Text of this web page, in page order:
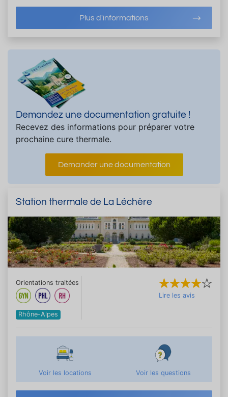
Plus d'informations
Demandez une documentation gratuite !
Recevez des informations pour préparer votre
prochaine cure thermale.
Demander une documentation
Station thermale de La Léchère
Orientations traitées
Rhône-Alpes
Lire les avis
Voir les locations Voir les questions